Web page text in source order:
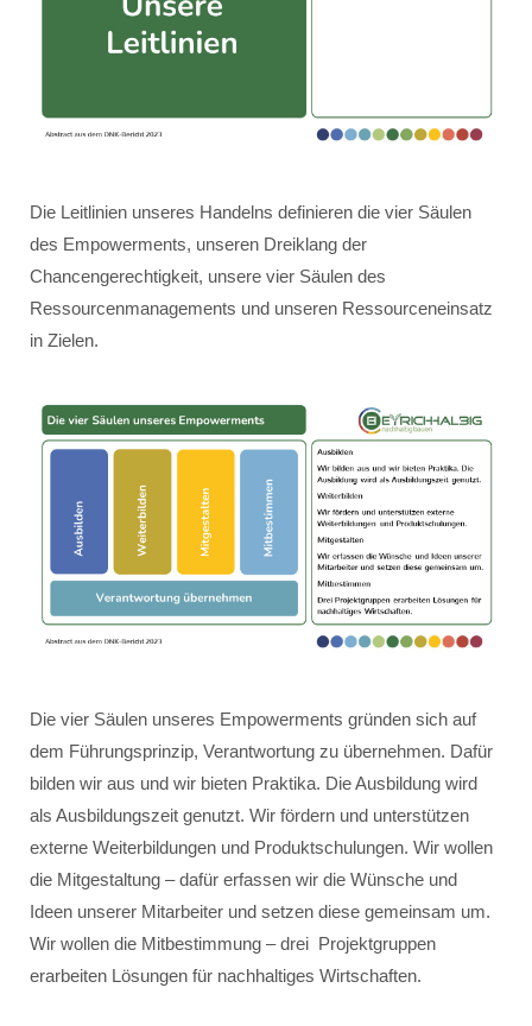
Die Leitlinien unseres Handelns definieren die vier Säulen
des Empowerments, unseren Dreiklang der
Chancengerechtigkeit, unsere vier Säulen des
Ressourcenmanagements und unseren Ressourceneinsatz
in Zielen.
Die vier Säulen unseres Empowerments gründen sich auf
dem Führungsprinzip, Verantwortung zu übernehmen. Dafür
bilden wir aus und wir bieten Praktika. Die Ausbildung wird
als Ausbildungszeit genutzt. Wir fördern und unterstützen
externe Weiterbildungen und Produktschulungen. Wir wollen
die Mitgestaltung – dafür erfassen wir die Wünsche und
Ideen unserer Mitarbeiter und setzen diese gemeinsam um.
Wir wollen die Mitbestimmung – drei Projektgruppen
erarbeiten Lösungen für nachhaltiges Wirtschaften.